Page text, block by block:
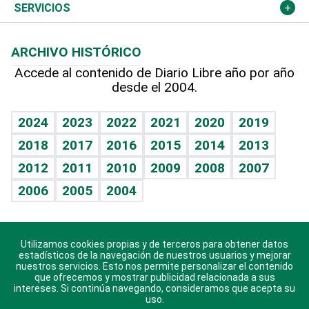
Resto del mundo
Economía personal
Podcast Arte Libre
Hablando con el pediatra
Vida y familia
Eñe
Celebrando la vida
Sin complejos
En pocas palabras
Escuchando al corazón
Economía Personal
Más deportes
TBT Deportivo
Columnistas
Más firmas
Cambio climático
Opinión
Hecho en casa
Guía del dinero
SERVICIOS
Cumpleaños
Horóscopos
Crucigramas
ARCHIVO HISTÓRICO
Accede al contenido de Diario Libre año por año
desde el 2004.
2024 2023 2022 2021 2020
2019
2018
2017 2016 2015 2014
2013
2012
2011 2010 2009 2008
2007
2006
2005 2004
Descarga nuestras aplicaciones para Android, iOS y
sistema Huawei.
Utilizamos cookies propias y de terceros para obtener datos
estadísticos de la navegación de nuestros usuarios y mejorar
nuestros servicios. Esto nos permite personalizar el contenido
que ofrecemos y mostrar publicidad relacionada a sus
intereses. Si continúa navegando, consideramos que acepta su
uso.